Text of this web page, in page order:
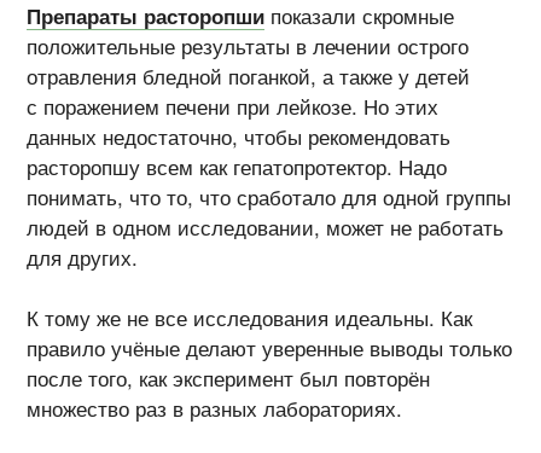
Препараты расторопши показали скромные
положительные результаты в лечении острого
отравления бледной поганкой, а также у детей
с поражением печени при лейкозе. Но этих
данных недостаточно, чтобы рекомендовать
расторопшу всем как гепатопротектор. Надо
понимать, что то, что сработало для одной группы
людей в одном исследовании, может не работать
для других.
К тому же не все исследования идеальны. Как
правило учёные делают уверенные выводы только
после того, как эксперимент был повторён
множество раз в разных лабораториях.